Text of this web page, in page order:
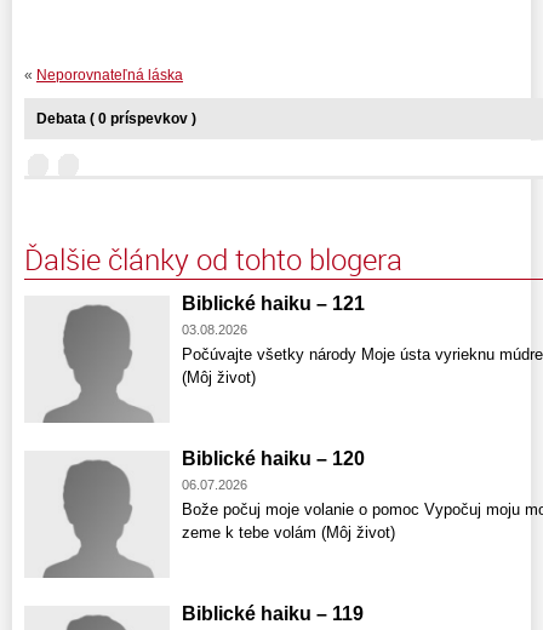
« Neporovnateľná láska
Debata ( 0 príspevkov )
Ďalšie články od tohto blogera
Biblické haiku – 121
03.08.2026
Počúvajte všetky národy Moje ústa vyrieknu
(Môj život)
Biblické haiku – 120
06.07.2026
Bože počuj moje volanie o pomoc Vypočuj moju
zeme k tebe volám (Môj život)
Biblické haiku – 119